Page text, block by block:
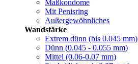
Maßkondome
Mit Penisring
Außergewöhnliches
Wandstärke
Extrem dünn (bis 0.045 mm)
Dünn (0.045 - 0.055 mm)
Mittel (0.06-0.07 mm)